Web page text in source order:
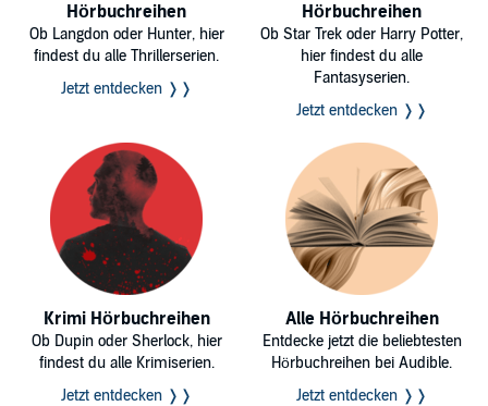
Hörbuchreihen
Ob Langdon oder Hunter, hier
findest du alle Thrillerserien.
Jetzt entdecken ❭❭
Hörbuchreihen
Ob Star Trek oder Harry Potter,
hier findest du alle
Fantasyserien.
Jetzt entdecken ❭❭
Krimi Hörbuchreihen
Ob Dupin oder Sherlock, hier
findest du alle Krimiserien.
Jetzt entdecken ❭❭
Alle Hörbuchreihen
Entdecke jetzt die beliebtesten
Hörbuchreihen bei Audible.
Jetzt entdecken ❭❭